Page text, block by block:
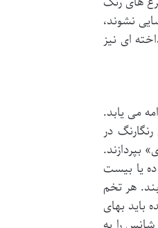
نشوند،
ای نیز
می یابد.
در
بپردازند.
یا بیست
هر تخم
باید بهای